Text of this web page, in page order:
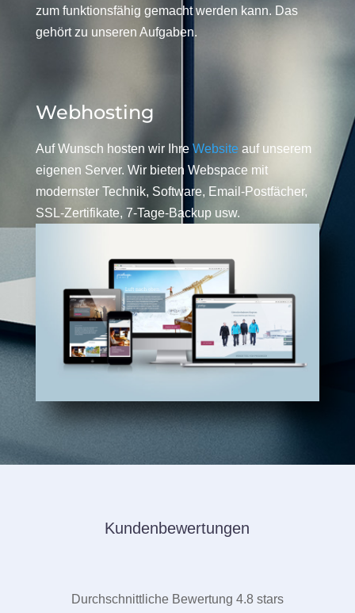
zum funktionsfähig gemacht werden kann. Das
gehört zu unseren Aufgaben.
Webhosting
Auf Wunsch hosten wir Ihre Website auf unserem
eigenen Server. Wir bieten Webspace mit
modernster Technik, Software, Email-Postfächer,
SSL-Zertifikate, 7-Tage-Backup usw.
Kundenbewertungen
Durchschnittliche Bewertung 4.8 stars